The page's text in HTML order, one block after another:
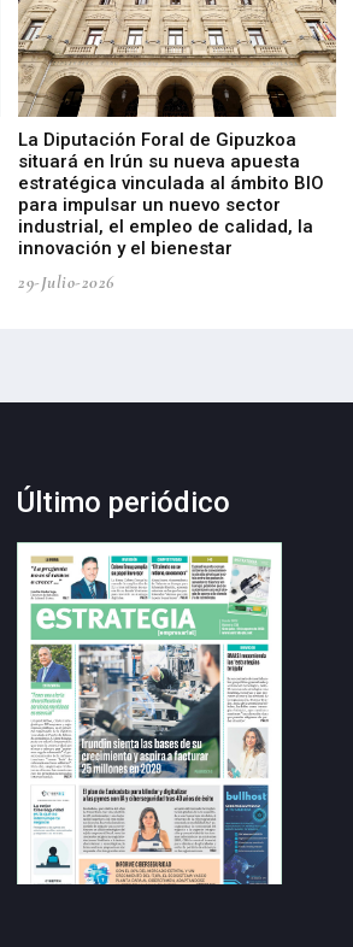
La Diputación Foral de Gipuzkoa
situará en Irún su nueva apuesta
estratégica vinculada al ámbito BIO
para impulsar un nuevo sector
industrial, el empleo de calidad, la
innovación y el bienestar
29-Julio-2026
Último periódico